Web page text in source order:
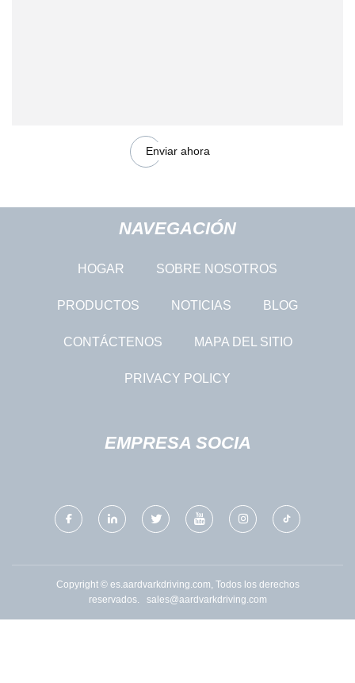
Enviar ahora
NAVEGACIÓN
HOGAR SOBRE NOSOTROS
PRODUCTOS NOTICIAS BLOG
CONTÁCTENOS MAPA DEL SITIO
PRIVACY POLICY
EMPRESA SOCIA
Copyright © es.aardvarkdriving.com, Todos los derechos
reservados. sales@aardvarkdriving.com